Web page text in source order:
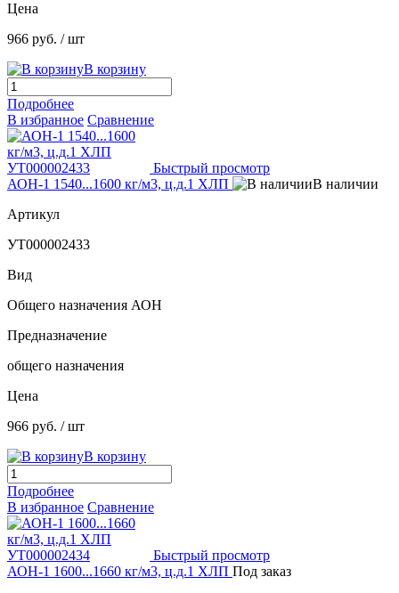
Цена
966 руб. / шт
В корзину
Подробнее
В избранное Сравнение
Быстрый просмотр
АОН-1 1540...1600 кг/м3, ц.д.1 ХЛП
В наличии
Артикул
УТ000002433
Вид
Общего назначения АОН
Предназначение
общего назначения
Цена
966 руб. / шт
В корзину
Подробнее
В избранное Сравнение
Быстрый просмотр
АОН-1 1600...1660 кг/м3, ц.д.1 ХЛП Под заказ